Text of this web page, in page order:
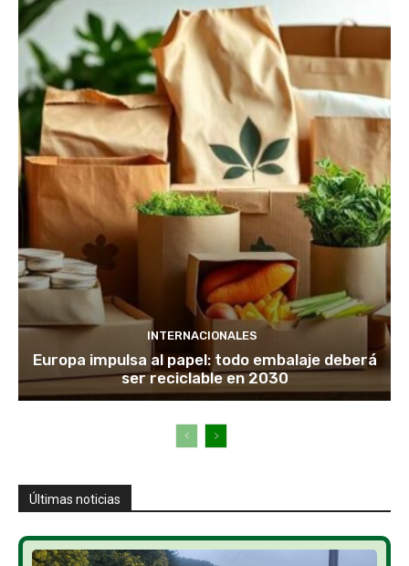
INTERNACIONALES
Europa impulsa al papel: todo embalaje deberá
ser reciclable en 2030
Últimas noticias